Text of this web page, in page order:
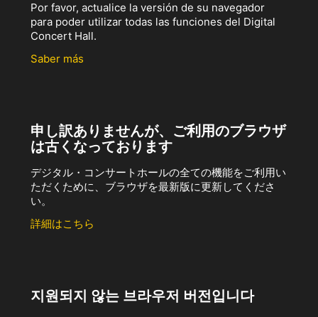
Por favor, actualice la versión de su navegador
para poder utilizar todas las funciones del Digital
Concert Hall.
Saber más
申し訳ありませんが、ご利用のブラウザ
は古くなっております
デジタル・コンサートホールの全ての機能をご利用い
ただくために、ブラウザを最新版に更新してくださ
い。
詳細はこちら
지원되지 않는 브라우저 버전입니다